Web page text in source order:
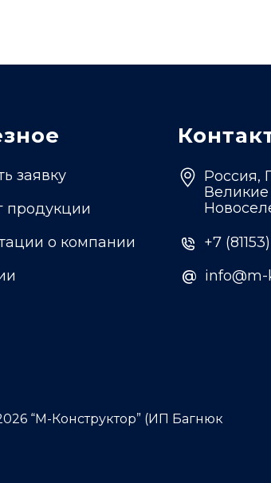
“М-Конструктор” (ИП Багнюк
Россия,
Великие
@
@
+7
о компании
заявку
продукции